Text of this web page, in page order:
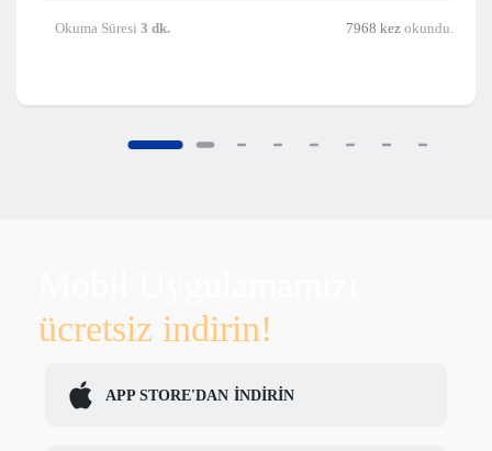
Okuma Süresi 3 dk. 7968 kez okundu.
ücretsiz indirin!
APP STORE'DAN İNDİRİN